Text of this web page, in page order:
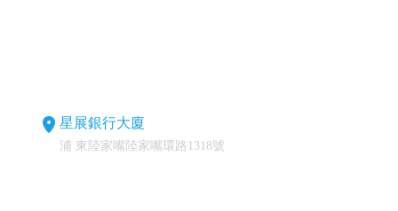
星展銀行大廈
浦 東陸家嘴陸家嘴環路1318號